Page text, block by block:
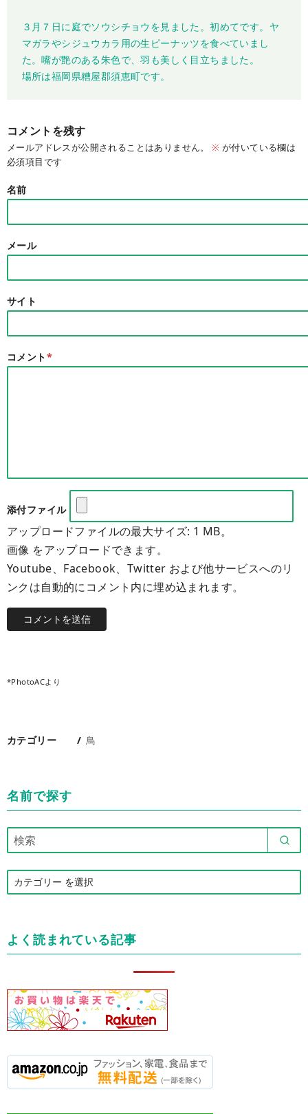
３月７日に庭でソウシチョウを見ました。初めてです。ヤ
マガラやシジュウカラ用の生ピーナッツを食べていまし
た。嘴が艶のある朱色で、羽も美しく目立ちました。
場所は福岡県糟屋郡須恵町です。
コメントを残す
メールアドレスが公開されることはありません。 ※ が付いている欄は
必須項目です
名前
メール
サイト
コメント*
添付ファイル
アップロードファイルの最大サイズ: 1 MB。
画像 をアップロードできます。
Youtube、Facebook、Twitter および他サービスへのリ
ンクは自動的にコメント内に埋め込まれます。
*PhotoACより
カテゴリー 鳥
名前で探す
テ
ー
よく読まれている記事